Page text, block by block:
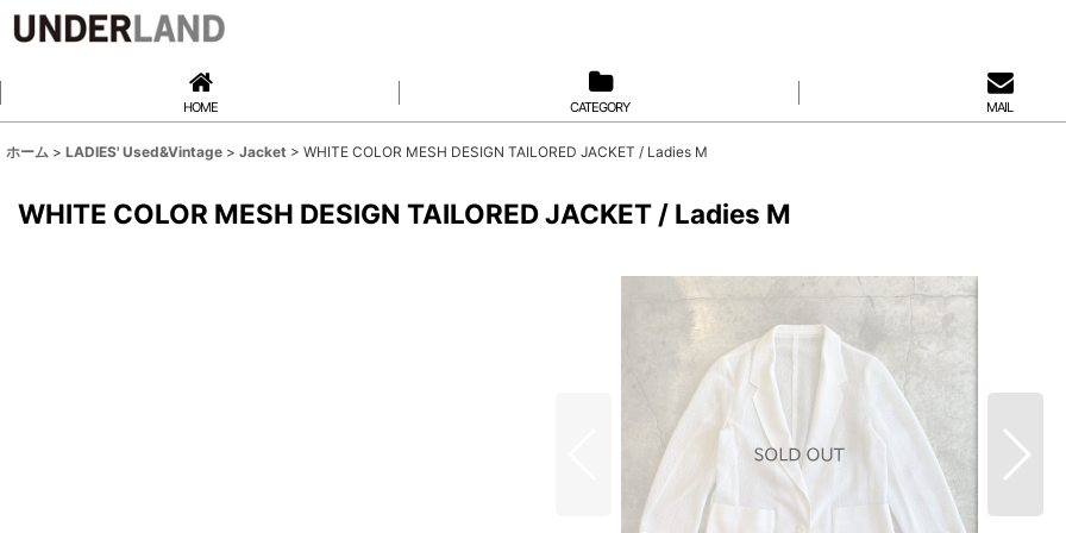
HOME CATEGORY MAIL
ホーム > LADIES' Used&Vintage > Jacket > WHITE COLOR MESH DESIGN TAILORED JACKET / Ladies M
WHITE COLOR MESH DESIGN TAILORED JACKET / Ladies M